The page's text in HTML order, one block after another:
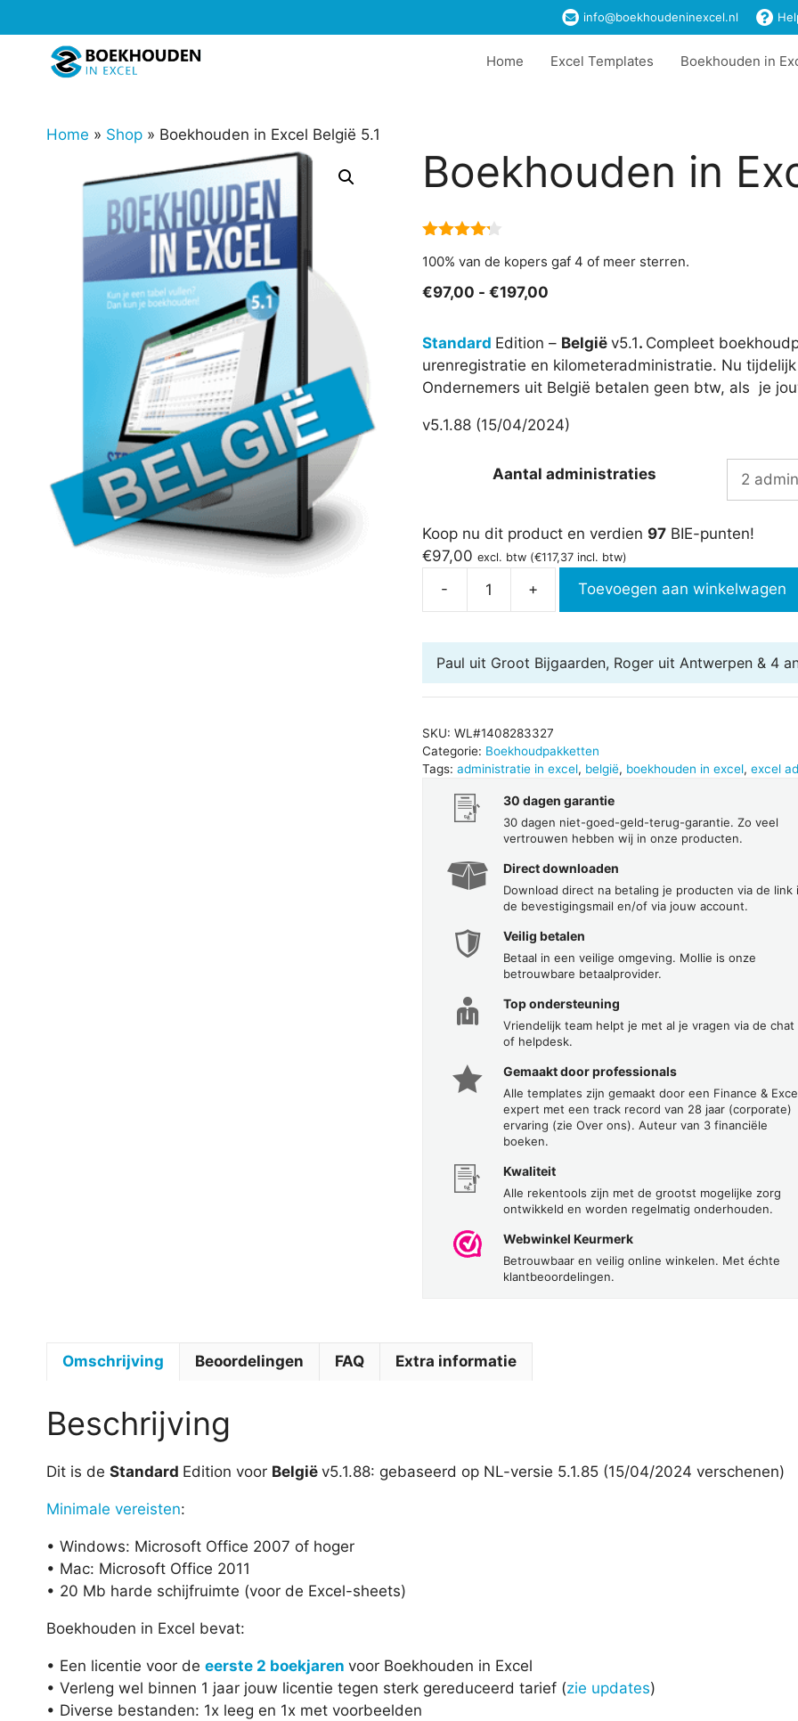
naar
info@boekhoudeninexcel.nl
Home Excel Templates Boekhouden in
Home » Shop » Boekhouden in Excel België 5.1
Boekhouden in
5
100% van de kopers gaf 4 of meer sterren.
€97,00 - €197,00Prijsklasse:
tot
€197,00
Standard Edition – België v5.1. Compleet
urenregistratie en kilometeradministratie. Nu
Ondernemers uit België betalen geen btw, als je
v5.1.88 (15/04/2024)
Aantal administraties
Koop nu dit product en verdien 97BIE-punten!
€97,00 excl. btw (€117,37incl. btw)
-
Boekhouden
Excel
België
5.1
+ Toevoegen aan winkelwagen
Paul uit Groot Bijgaarden, Roger uit Antwerpen & 4
SKU: WL#1408283327
Categorie: Boekhoudpakketten
Tags: administratie in excel, belgië, boekhouden in excel, excel
30 dagen garantie
30 dagen niet-goed-geld-terug-garantie. Zo veel
vertrouwen hebben wij in onze producten.
Direct downloaden
Download direct na betaling je producten via de link
de bevestigingsmail en/of via jouw account.
Veilig betalen
Betaal in een veilige omgeving. Mollie is onze
betrouwbare betaalprovider.
Top ondersteuning
Vriendelijk team helpt je met al je vragen via de chat
of helpdesk.
Gemaakt door professionals
Alle templates zijn gemaakt door een Finance &
expert met een track record van 28 jaar (corporate)
ervaring (zie Over ons). Auteur van 3 financiële
boeken.
Kwaliteit
Alle rekentools zijn met de grootst mogelijke zorg
ontwikkeld en worden regelmatig onderhouden.
Webwinkel Keurmerk
Betrouwbaar en veilig online winkelen. Met échte
klantbeoordelingen.
Omschrijving Beoordelingen FAQ Extra informatie
Beschrijving
Dit is de Standard Edition voor België v5.1.88: gebaseerd op NL-versie 5.1.85 (15/04/2024 verschenen)
Minimale vereisten:
• Windows: Microsoft Office 2007 of hoger
• Mac: Microsoft Office 2011
• 20 Mb harde schijfruimte (voor de Excel-sheets)
Boekhouden in Excel bevat:
• Een licentie voor de eerste 2 boekjaren voor Boekhouden in Excel
• Verleng wel binnen 1 jaar jouw licentie tegen sterk gereduceerd tarief (zie updates)
• Diverse bestanden: 1x leeg en 1x met voorbeelden